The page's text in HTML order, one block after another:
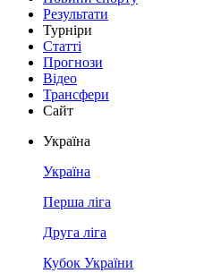
Результати
Турніри
Статті
Прогнози
Відео
Трансфери
Сайт
Україна
Україна
Перша ліга
Друга ліга
Кубок України